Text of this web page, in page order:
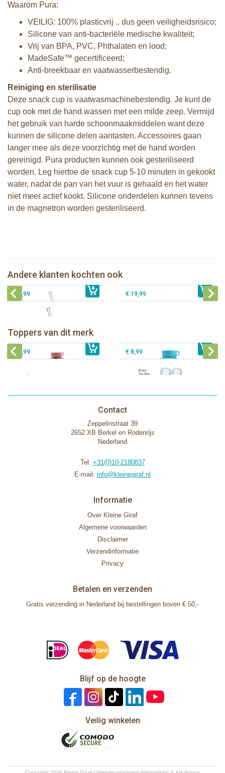
Waarom Pura:
VEILIG: 100% plasticvrij .. dus geen veiligheidsrisico;
Silicone van anti-bacteriële medische kwaliteit;
Vrij van BPA, PVC, Phthalaten en lood;
MadeSafe™ gecertificeerd;
Anti-breekbaar en vaatwasserbestendig.
Reiniging en sterilisatie
Deze snack cup is vaatwasmachinebestendig. Je kunt de
cup ook met de hand wassen met een milde zeep. Vermijd
het gebruik van harde schoonmaakmiddelen want deze
kunnen de silicone delen aantasten. Accessoires gaan
langer mee als deze voorzichtig met de hand worden
gereinigd. Pura producten kunnen ook gesteriliseerd
worden. Leg hiertoe de snack cup 5-10 minuten in gekookt
water, nadat de pan van het vuur is gehaald en het water
niet meer actief kookt. Silicone onderdelen kunnen tevens
in de magnetron worden gesteriliseerd.
Andere klanten kochten ook
€ 27,99
Pura silicone Rietje Kiddo +
Reinigingsborsteltje
€ 8,99 € 19,99
Toppers van dit merk
Pura thermos sportfles 475 ml +
unicorn sleeve
€ 40,99Pura silicone tuit 2 stuks
€ 9,99 € 8,99
Contact
Zeppelinstraat 39
2652 XB Berkel en Rodenrijs
Nederland
Tel: +31(0)10-2180837
E-mail: info@kleinegiraf.nl
Informatie
Over Kleine Giraf
Algemene voorwaarden
Disclaimer
Verzendinformatie
Privacy
Betalen en verzenden
Gratis verzending in Nederland bij bestellingen boven € 50,-
Blijf op de hoogte
Veilig winkelen